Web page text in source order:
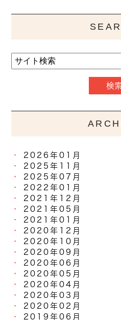
2026年01月
2025年11月
2025年07月
2022年01月
2021年12月
2021年05月
2021年01月
2020年12月
2020年10月
2020年09月
2020年06月
2020年05月
2020年04月
2020年03月
2020年02月
2019年06月